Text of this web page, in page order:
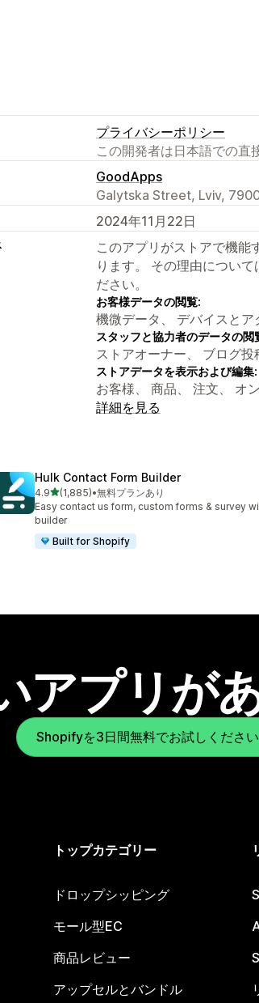
プライバシーポリシー
この開発者は日本語での直
GoodApps
Galytska Street, Lviv,
2024年11月22日
このアプリがストアで機能
ります。 その理由につい
ださい。
お客様データの閲覧:
機微データ、 デバイスとア
スタッフと協力者のデータの閲
ストアオーナー、 ブログ投
ストアデータを表示および編集:
お客様、 商品、 注文、 オ
詳細を見る
Hulk Contact Form Builder
4.95つ星中
(1,885)
合計レビュー数：1885件
•無料プランあり
Easy contact us form, custom forms & survey
builder
Built for Shopify
アプリが
Shopifyを3日間無料でお試しください
トップカテゴリー
ドロップシッピング
モール型EC
商品レビュー
アップセルとバンドル